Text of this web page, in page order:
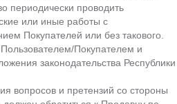
периодически проводить
или иные работы с
Покупателей или без такового.
Покупателем и
законодательства Республики
вопросов и претензий со стороны